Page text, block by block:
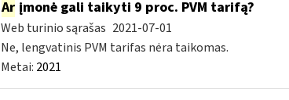
Arįmonė gali taikyti 9 proc. PVM tarifą?
Web turinio sąrašas 2021-07-01
Ne, lengvatinis PVM tarifas nėra taikomas.
Metai: 2021